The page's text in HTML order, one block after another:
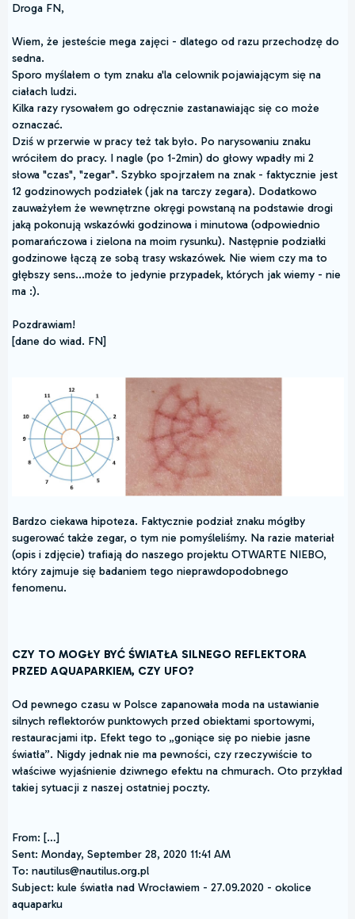
Droga FN,
Wiem, że jesteście mega zajęci - dlatego od razu przechodzę do
sedna.
Sporo myślałem o tym znaku a'la celownik pojawiającym się na
ciałach ludzi.
Kilka razy rysowałem go odręcznie zastanawiając się co może
oznaczać.
Dziś w przerwie w pracy też tak było. Po narysowaniu znaku
wróciłem do pracy. I nagle (po 1-2min) do głowy wpadły mi 2
słowa "czas", "zegar". Szybko spojrzałem na znak - faktycznie jest
12 godzinowych podziałek (jak na tarczy zegara). Dodatkowo
zauważyłem że wewnętrzne okręgi powstaną na podstawie drogi
jaką pokonują wskazówki godzinowa i minutowa (odpowiednio
pomarańczowa i zielona na moim rysunku). Następnie podziałki
godzinowe łączą ze sobą trasy wskazówek. Nie wiem czy ma to
głębszy sens...może to jedynie przypadek, których jak wiemy - nie
ma :).
Pozdrawiam!
[dane do wiad. FN]
Bardzo ciekawa hipoteza. Faktycznie podział znaku mógłby
sugerować także zegar, o tym nie pomyśleliśmy. Na razie materiał
(opis i zdjęcie) trafiają do naszego projektu OTWARTE NIEBO,
który zajmuje się badaniem tego nieprawdopodobnego
fenomenu.
CZY TO MOGŁY BYĆ ŚWIATŁA SILNEGO REFLEKTORA
PRZED AQUAPARKIEM, CZY UFO?
Od pewnego czasu w Polsce zapanowała moda na ustawianie
silnych reflektorów punktowych przed obiektami sportowymi,
restauracjami itp. Efekt tego to „goniące się po niebie jasne
światła”. Nigdy jednak nie ma pewności, czy rzeczywiście to
właściwe wyjaśnienie dziwnego efektu na chmurach. Oto przykład
takiej sytuacji z naszej ostatniej poczty.
From: […]
Sent: Monday, September 28, 2020 11:41 AM
To: nautilus@nautilus.org.pl
Subject: kule światła nad Wrocławiem - 27.09.2020 - okolice
aquaparku